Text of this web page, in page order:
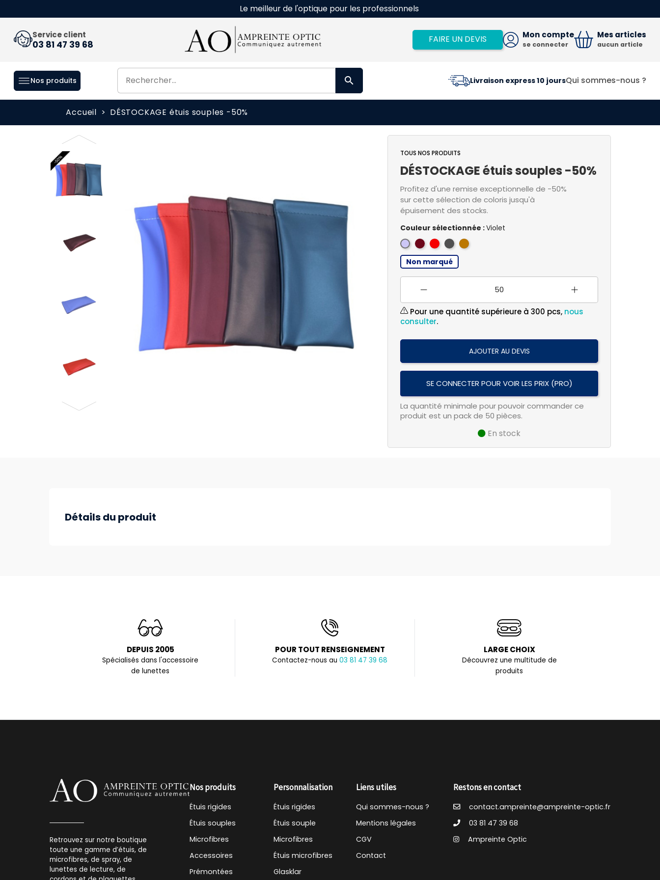
Le meilleur de l'optique pour les professionnels
Service client
03 81 47 39 68 FAIRE UN DEVIS Mon compte
se connecter
Mes articles
aucun article
Nos produits  Livraison express 10 joursQui sommes-nous ?
Accueil DÉSTOCKAGE étuis souples -50%
Détails du produit
TOUS NOS PRODUITS
DÉSTOCKAGE étuis souples -50%
Profitez d'une remise exceptionnelle de -50%
sur cette sélection de coloris jusqu'à
épuisement des stocks.
Couleur sélectionnée :Violet
VioletBordeaux
RougeGris
Anthracite
Marron
Non marqué
Pour une quantité supérieure à 300 pcs, nous
consulter.
AJOUTER AU DEVIS
SE CONNECTER POUR VOIR LES PRIX (PRO)
La quantité minimale pour pouvoir commander ce
produit est un pack de 50 pièces.
En stock
DEPUIS 2005
Spécialisés dans l'accessoire
de lunettes
POUR TOUT RENSEIGNEMENT
Contactez-nous au 03 81 47 39 68
LARGE CHOIX
Découvrez une multitude de
produits
Retrouvez sur notre boutique
toute une gamme d’étuis, de
microfibres, de spray, de
lunettes de lecture, de
Nos produits
Étuis rigides
Étuis souples
Microfibres
Accessoires
Prémontées
Personnalisation
Étuis rigides
Étuis souple
Microfibres
Étuis microfibres
Glasklar
Liens utiles
Qui sommes-nous ?
Mentions légales
CGV
Contact
Restons en contact
contact.ampreinte@ampreinte-optic.fr
03 81 47 39 68
Ampreinte Optic